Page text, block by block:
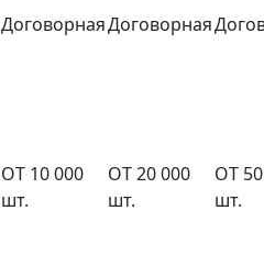
ДоговорнаяДоговорная
ОТ 10 000
шт.
ОТ 20 000
шт.
ОТ
шт.